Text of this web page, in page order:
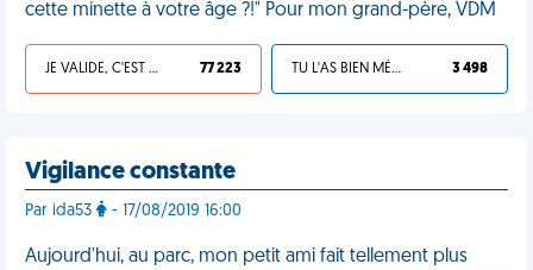
cette minette à votre âge ?!" Pour mon grand-père, VDM
JE VALIDE, C'EST UNE VDM 77 223 TU L'AS BIEN MÉRITÉ 3 498
Vigilance constante
Par ida53 - 17/08/2019 16:00
Aujourd'hui, au parc, mon petit ami fait tellement plus